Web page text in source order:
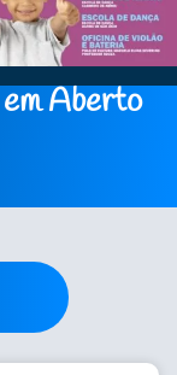
Aberto